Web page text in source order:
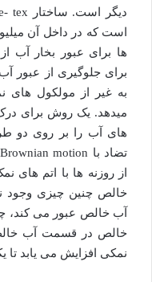
است که در داخل آن
ها برای عبور بخار آب
برای جلوگیری از عبور
به غیر از مولکول های
میدهد. یک روش برای
های آب را بر روی دو
از روزنه ها با اتم
خالص چنین چیزی وجود
آب خالص عبور می کند،
خالص در قسمت آب
نمکی افزایش می یابد تا